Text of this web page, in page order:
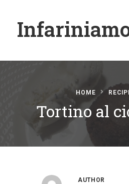
Home
Ricette
HOME
Tortino al
AUTHOR